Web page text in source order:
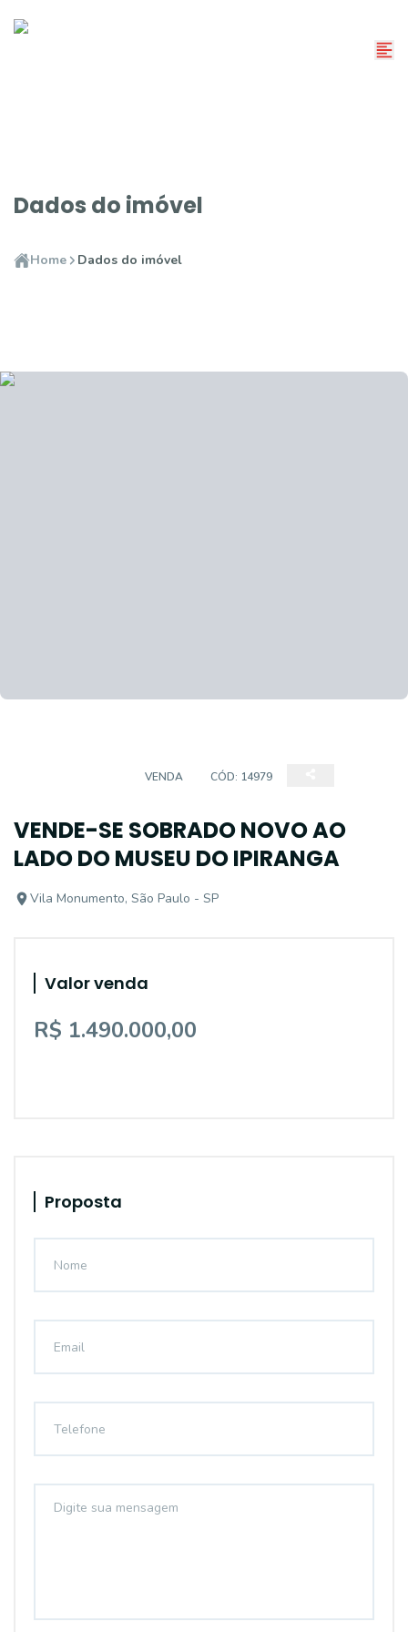
Dados do imóvel
Home Dados do imóvel
VENDA CÓD: 14979
VENDE-SE SOBRADO NOVO AO
LADO DO MUSEU DO IPIRANGA
Vila Monumento, São Paulo - SP
Valor venda
R$ 1.490.000,00
Proposta